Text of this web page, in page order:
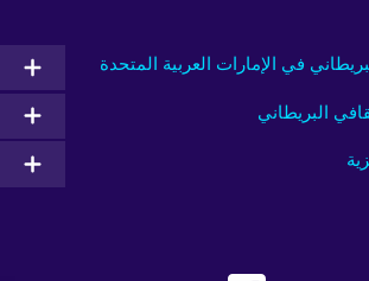
في الإمارات العربية المتحدة
البريطاني